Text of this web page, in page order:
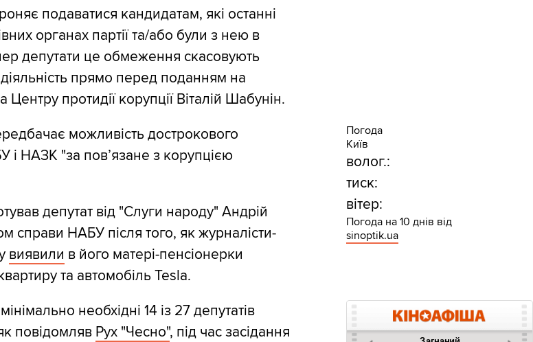
подаватися кандидатам, які останні
органах партії та/або були з нею в
депутати це обмеження скасовують
прямо перед поданням на
Центру протидії корупції Віталій Шабунін.
можливість дострокового
і НАЗК "за пов’язане з корупцією
депутат від "Слуги народу" Андрій
справи НАБУ після того, як журналісти-
виявили в його матері-пенсіонерки
та автомобіль Tesla.
необхідні 14 із 27 депутатів
повідомляв Рух "Чесно", під час засідання
Погода
Київ
волог.:
тиск:
вітер:
Погода на 10 днів від
sinoptik.ua